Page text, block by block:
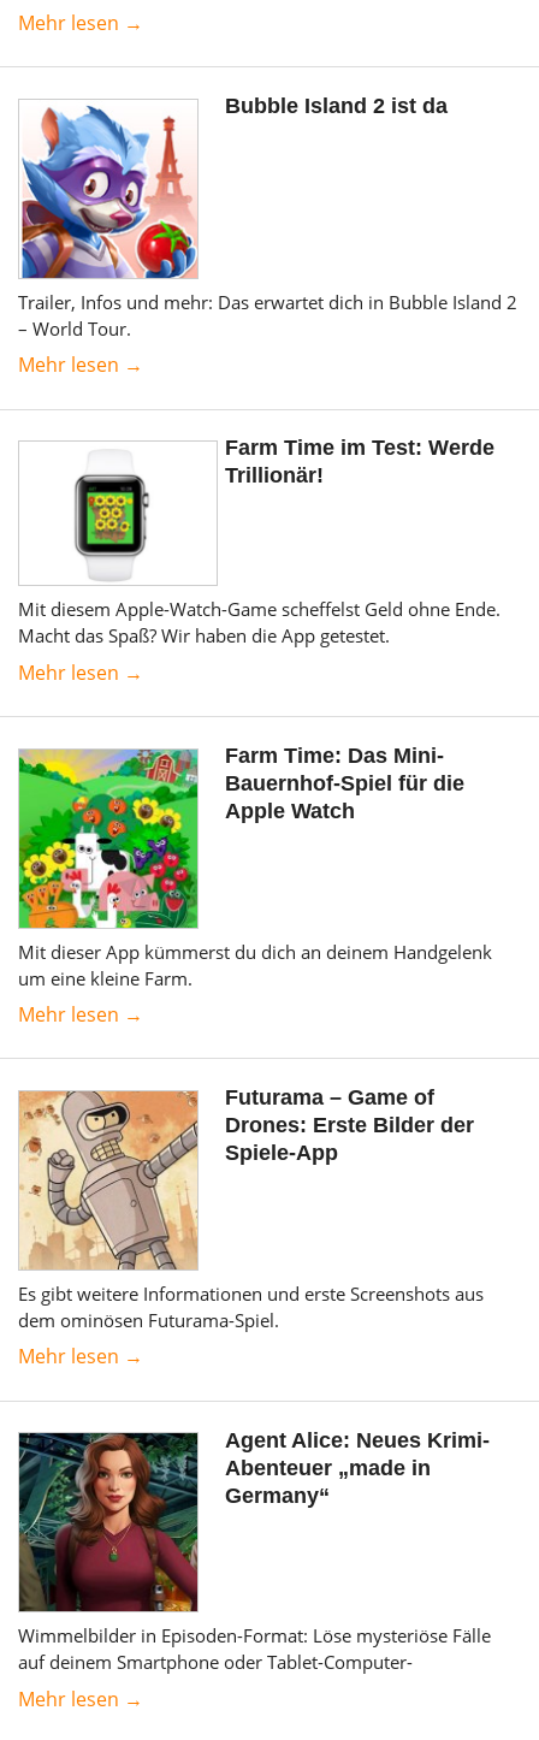
Mehr lesen →
Bubble Island 2 ist da
Trailer, Infos und mehr: Das erwartet dich in Bubble Island 2
– World Tour.
Mehr lesen →
Farm Time im Test: Werde
Trillionär!
Mit diesem Apple-Watch-Game scheffelst Geld ohne Ende.
Macht das Spaß? Wir haben die App getestet.
Mehr lesen →
Farm Time: Das Mini-
Bauernhof-Spiel für die
Apple Watch
Mit dieser App kümmerst du dich an deinem Handgelenk
um eine kleine Farm.
Mehr lesen →
Futurama – Game of
Drones: Erste Bilder der
Spiele-App
Es gibt weitere Informationen und erste Screenshots aus
dem ominösen Futurama-Spiel.
Mehr lesen →
Agent Alice: Neues Krimi-
Abenteuer „made in
Germany“
Wimmelbilder in Episoden-Format: Löse mysteriöse Fälle
auf deinem Smartphone oder Tablet-Computer-
Mehr lesen →